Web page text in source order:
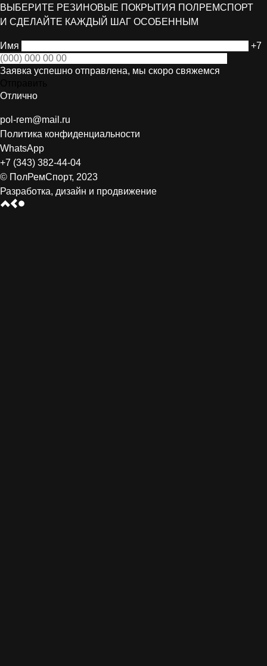
ВЫБЕРИТЕ РЕЗИНОВЫЕ ПОКРЫТИЯ ПОЛРЕМСПОРТ
И СДЕЛАЙТЕ КАЖДЫЙ ШАГ ОСОБЕННЫМ
Имя +7
Заявка успешно отправлена, мы скоро свяжемся
Отлично
pol-rem@mail.ru
Политика конфиденциальности
WhatsApp
+7 (343) 382-44-04
© ПолРемСпорт, 2023
Разработка, дизайн и продвижение